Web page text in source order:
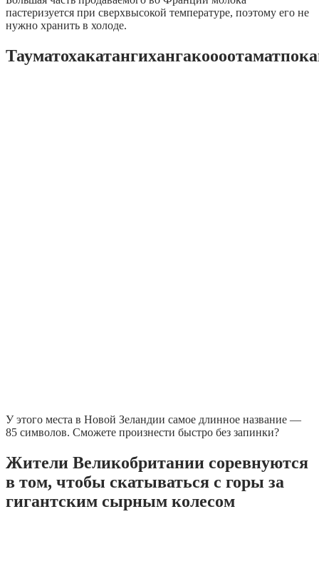
пастеризуется при сверхвысокой температуре, поэтому его не
нужно хранить в холоде.
У этого места в Новой Зеландии самое длинное название —
85 символов. Сможете произнести быстро без запинки?
Жители Великобритании соревнуются
в том, чтобы скатываться с горы за
гигантским сырным колесом